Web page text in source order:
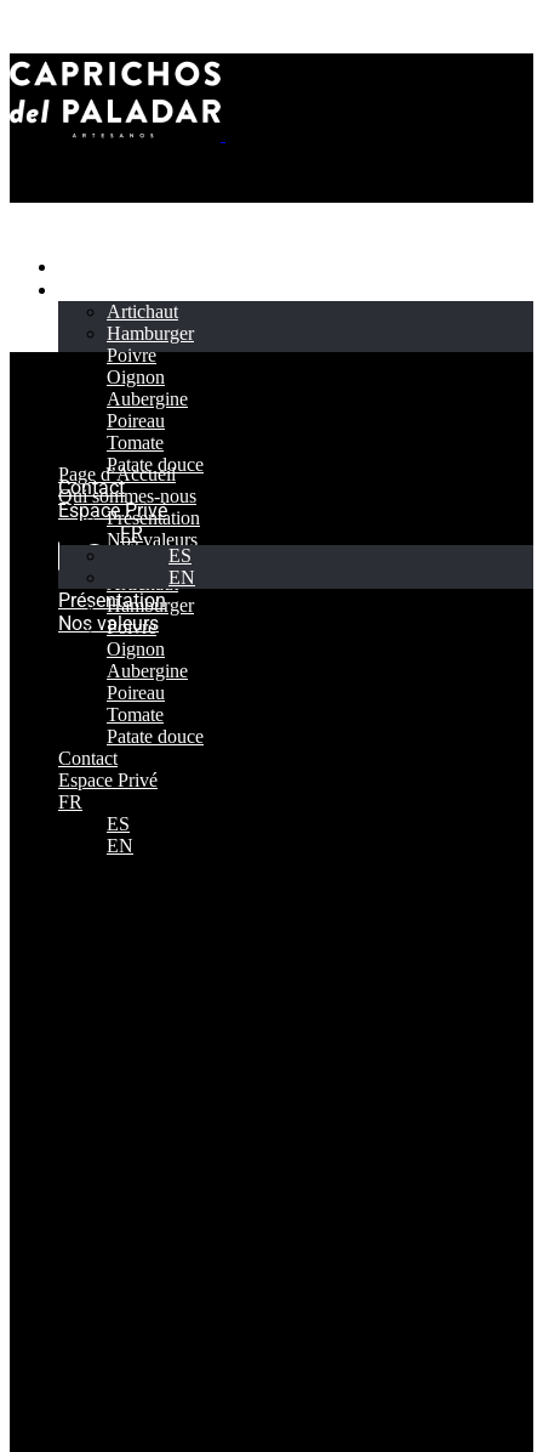
Artichaut
Hamburger
Poivre
Oignon
Aubergine
Poireau
Tomate
Patate douce
Contact
Espace Privé
FR
ES
EN
Présentation
Nos valeurs
Page d’Accueil
Qui sommes-nous
Présentation
Nos valeurs
Productos
Artichaut
Hamburger
Poivre
Oignon
Aubergine
Poireau
Tomate
Patate douce
Contact
Espace Privé
FR
ES
EN